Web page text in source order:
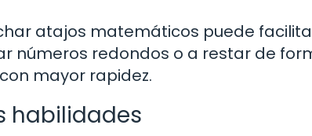
atajos matemáticos puede
números redondos o a restar de
mayor rapidez.
habilidades